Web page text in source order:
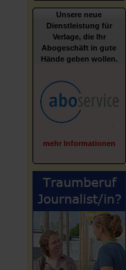
Unsere neue
Dienstleistung für
Verlage, die Ihr
Abogeschäft in gute
Hände geben wollen.
mehr Informationen